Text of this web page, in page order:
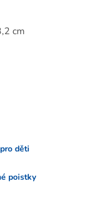
cm
děti
poistky